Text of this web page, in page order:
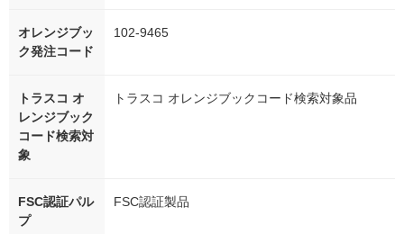
オレンジブッ
ク発注コード
102-9465
トラスコ オ
レンジブック
コード検索対
象
トラスコ オレンジブックコード検索対象品
FSC認証パル
プ
FSC認証製品